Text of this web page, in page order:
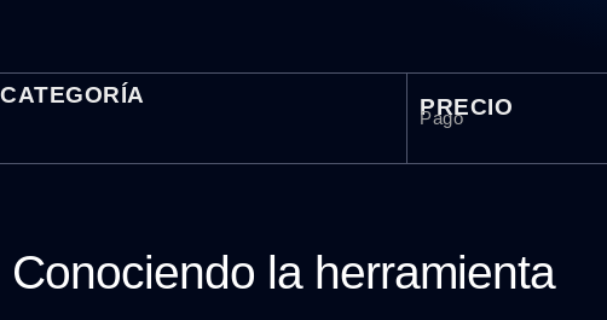
CATEGORÍA PRECIO
Pago
Conociendo la herramienta